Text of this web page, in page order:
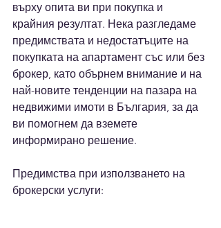
върху опита ви при покупка и
крайния резултат. Нека разгледаме
предимствата и недостатъците на
покупката на апартамент със или без
брокер, като обърнем внимание и на
най-новите тенденции на пазара на
недвижими имоти в България, за да
ви помогнем да вземете
информирано решение.
Предимства при използването на
брокерски услуги: